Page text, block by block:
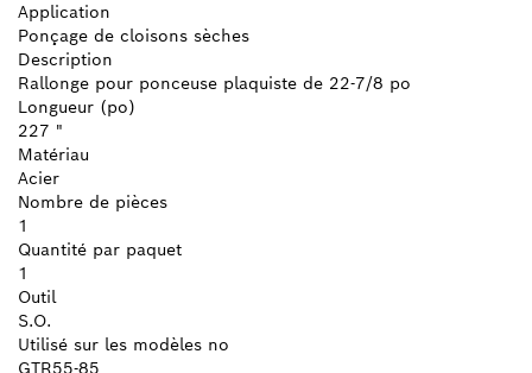
Application
Ponçage de cloisons sèches
Description
Rallonge pour ponceuse plaquiste de 22-7/8 po
Longueur (po)
227 "
Matériau
Acier
Nombre de pièces
1
Quantité par paquet
1
Outil
S.O.
Utilisé sur les modèles no
GTR55-85